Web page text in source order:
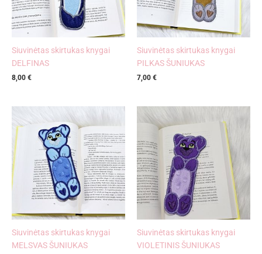
Siuvinėtas skirtukas knygai
DELFINAS
8,00 €
Siuvinėtas skirtukas knygai
PILKAS ŠUNIUKAS
7,00 €
Siuvinėtas skirtukas knygai
MELSVAS ŠUNIUKAS
Siuvinėtas skirtukas knygai
VIOLETINIS ŠUNIUKAS